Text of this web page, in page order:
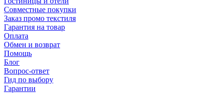
Совместные покупки
Заказ промо текстиля
Гарантия на товар
Оплата
Обмен и возврат
Помощь
Блог
Вопрос-ответ
Гид по выбору
Гарантии